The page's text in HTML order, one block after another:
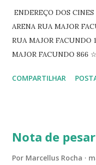
ENDEREÇO DOS
ARENA RUA MAJOR
RUA MAJOR FACUNDO
MAJOR FACUNDO 866
PEIXOTO 1307 ☆CINE
☆CINE VIP CLUBE RUA
COMPARTILHAR
Nota de pesar
Por Marcellus Rocha